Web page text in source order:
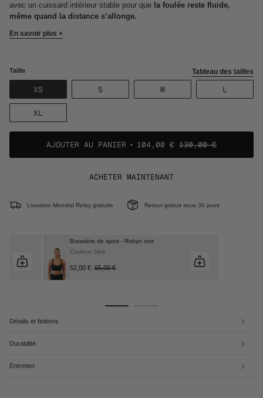
avec un cuissard intérieur stable pour que la foulée reste fluide,
même quand la distance s’allonge.
En savoir plus +
Taille Tableau des tailles
XS
ÉPUISÉE
S
ÉPUISÉE
M
ÉPUISÉE
L
ÉPUISÉE
XL
ÉPUISÉE
OU
NON
AJOUTER AU PANIER 104,00 € 130,00 €
ACHETER MAINTENANT
Livraison Mondial Relay gratuite Retour gratuit sous 30 jours
Brassière de sport - Robyn noir
Couleur: Noir
52,00 € 65,00 €
Détails et finitions
Durabilité
Entretien